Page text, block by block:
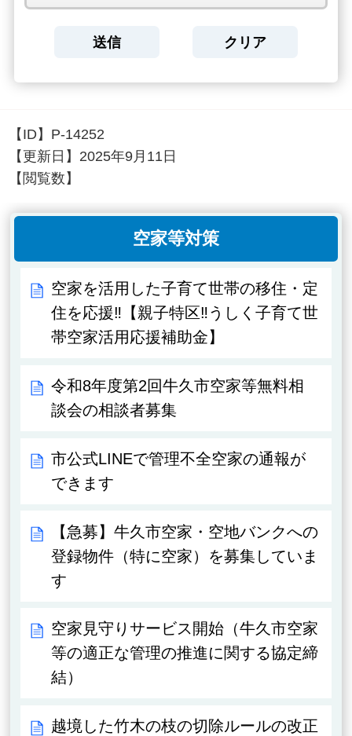
【ID】 P-14252
【更新日】 2025年9月11日
【閲覧数】
空家等対策
空家を活用した子育て世帯の移住・定
住を応援‼【親子特区‼うしく子育て世
帯空家活用応援補助金】
令和8年度第2回牛久市空家等無料相
談会の相談者募集
市公式LINEで管理不全空家の通報が
できます
【急募】牛久市空家・空地バンクへの
登録物件（特に空家）を募集していま
す
空家見守りサービス開始（牛久市空家
等の適正な管理の推進に関する協定締
結）
越境した竹木の枝の切除ルールの改正